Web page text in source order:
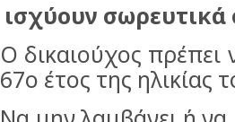
ισχύουν σωρευτικά
Ο δικαιούχος
67ο έτος της ηλικίας